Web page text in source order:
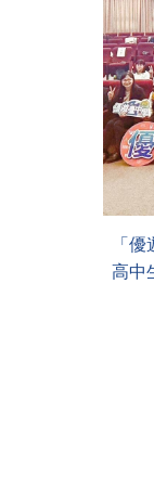
「
高中